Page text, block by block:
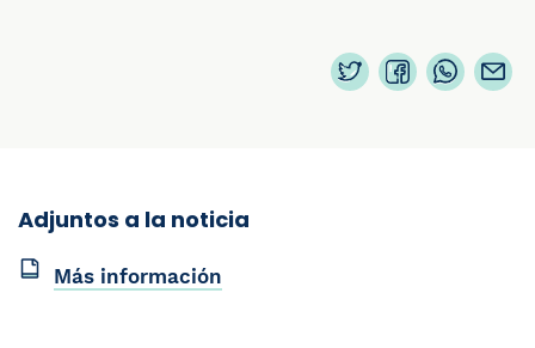
Adjuntos a la noticia
Más información